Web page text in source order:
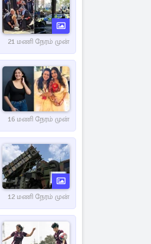
21 மணி நேரம் முன்
16 மணி நேரம் முன்
12 மணி நேரம் முன்